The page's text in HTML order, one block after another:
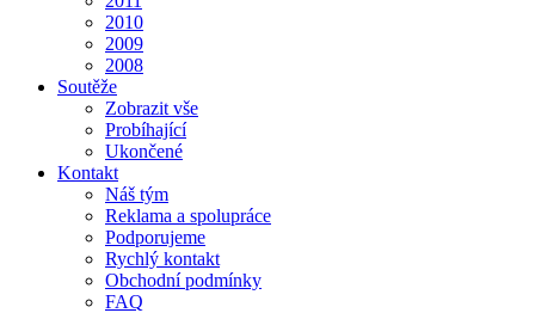
2010
2009
2008
Soutěže
Zobrazit vše
Probíhající
Ukončené
Kontakt
Náš tým
Reklama a spolupráce
Podporujeme
Rychlý kontakt
Obchodní podmínky
FAQ